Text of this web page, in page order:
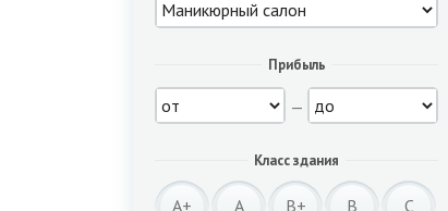
Прибыль
—
Класс здания
A+ A B+ B C